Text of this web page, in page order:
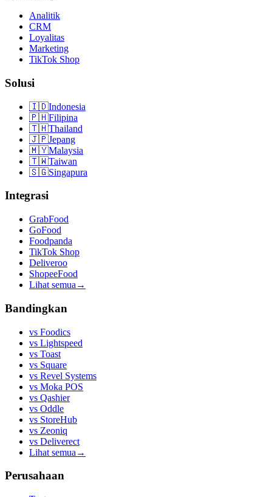
Analitik
CRM
Loyalitas
Marketing
TikTok Shop
Solusi
🇮🇩Indonesia
🇵🇭Filipina
🇹🇭Thailand
🇯🇵Jepang
🇲🇾Malaysia
🇹🇼Taiwan
🇸🇬Singapura
Integrasi
GrabFood
GoFood
Foodpanda
TikTok Shop
Deliveroo
ShopeeFood
Lihat semua →
Bandingkan
vs Foodics
vs Lightspeed
vs Toast
vs Square
vs Revel Systems
vs Moka POS
vs Qashier
vs Oddle
vs StoreHub
vs Zeoniq
vs Deliverect
Lihat semua →
Perusahaan